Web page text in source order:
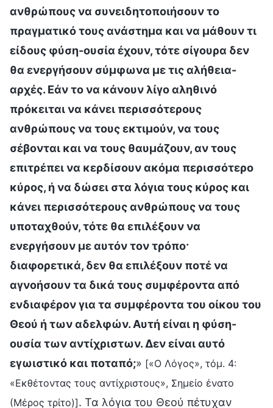
ανθρώπους να συνειδητοποιήσουν το
πραγματικό τους ανάστημα και να μάθουν τι
είδους φύση-ουσία έχουν, τότε σίγουρα δεν
θα ενεργήσουν σύμφωνα με τις αλήθεια-
αρχές. Εάν το να κάνουν λίγο αληθινό
πρόκειται να κάνει περισσότερους
ανθρώπους να τους εκτιμούν, να τους
σέβονται και να τους θαυμάζουν, αν τους
επιτρέπει να κερδίσουν ακόμα περισσότερο
κύρος, ή να δώσει στα λόγια τους κύρος και
κάνει περισσότερους ανθρώπους να τους
υποταχθούν, τότε θα επιλέξουν να
ενεργήσουν με αυτόν τον τρόπο·
διαφορετικά, δεν θα επιλέξουν ποτέ να
αγνοήσουν τα δικά τους συμφέροντα από
ενδιαφέρον για τα συμφέροντα του οίκου του
Θεού ή των αδελφών. Αυτή είναι η φύση-
ουσία των αντίχριστων. Δεν είναι αυτό
εγωιστικό και ποταπό;» [«Ο Λόγος», τόμ. 4:
«Εκθέτοντας τους αντίχριστους», Σημείο ένατο
(Μέρος τρίτο)]. Τα λόγια του Θεού πέτυχαν